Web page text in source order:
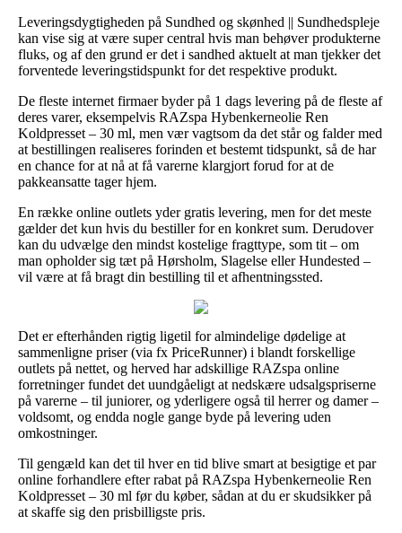
Leveringsdygtigheden på Sundhed og skønhed || Sundhedspleje
kan vise sig at være super central hvis man behøver produkterne
fluks, og af den grund er det i sandhed aktuelt at man tjekker det
forventede leveringstidspunkt for det respektive produkt.
De fleste internet firmaer byder på 1 dags levering på de fleste af
deres varer, eksempelvis RAZspa Hybenkerneolie Ren
Koldpresset – 30 ml, men vær vagtsom da det står og falder med
at bestillingen realiseres forinden et bestemt tidspunkt, så de har
en chance for at nå at få varerne klargjort forud for at de
pakkeansatte tager hjem.
En række online outlets yder gratis levering, men for det meste
gælder det kun hvis du bestiller for en konkret sum. Derudover
kan du udvælge den mindst kostelige fragttype, som tit – om
man opholder sig tæt på Hørsholm, Slagelse eller Hundested –
vil være at få bragt din bestilling til et afhentningssted.
Det er efterhånden rigtig ligetil for almindelige dødelige at
sammenligne priser (via fx PriceRunner) i blandt forskellige
outlets på nettet, og herved har adskillige RAZspa online
forretninger fundet det uundgåeligt at nedskære udsalgspriserne
på varerne – til juniorer, og yderligere også til herrer og damer –
voldsomt, og endda nogle gange byde på levering uden
omkostninger.
Til gengæld kan det til hver en tid blive smart at besigtige et par
online forhandlere efter rabat på RAZspa Hybenkerneolie Ren
Koldpresset – 30 ml før du køber, sådan at du er skudsikker på
at skaffe sig den prisbilligste pris.